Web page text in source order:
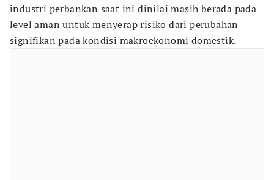
industri perbankan saat ini dinilai masih berada pada
level aman untuk menyerap risiko dari perubahan
signifikan pada kondisi makroekonomi domestik.